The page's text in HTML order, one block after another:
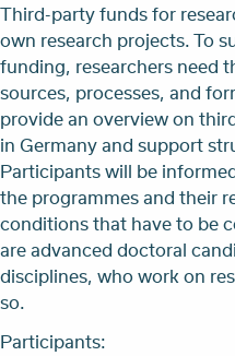
Third-party funds for
own research projects. To
funding, researchers need
sources, processes, and
provide an overview on
in Germany and support
Participants will be
the programmes and their
conditions that have to be
are advanced doctoral
disciplines, who work on
so.
Participants: